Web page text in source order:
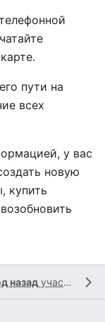
пути на
всех
у вас
новую
купить
назад участником